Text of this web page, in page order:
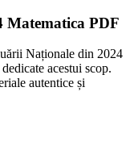
Matematica PDF
Naționale din 2024
acestui scop.
autentice și